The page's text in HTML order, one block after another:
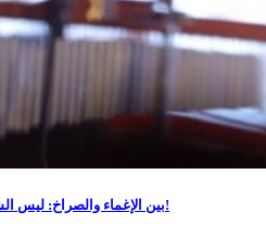
بين الإغماء والصراخ: ليس الشامي من أذهلنا، بل ردّة فعل الجمهور!